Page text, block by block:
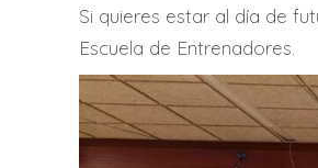
Si quieres estar al día de
Escuela de Entrenadores.